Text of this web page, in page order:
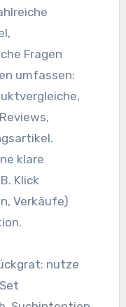
Fragen
umfassen:
klare
Klick
Verkäufe)
nutze